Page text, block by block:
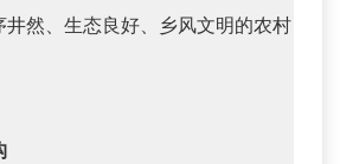
井然、生态良好、乡风文明的农村